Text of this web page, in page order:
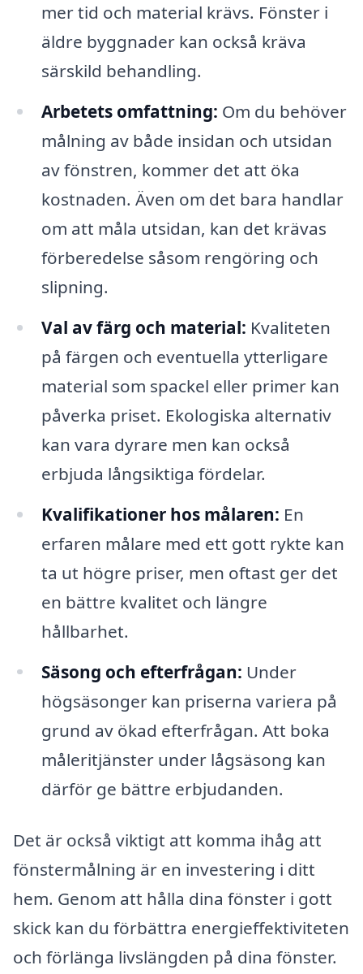
mer tid och material krävs. Fönster i
äldre byggnader kan också kräva
särskild behandling.
Arbetets omfattning: Om du behöver
målning av både insidan och utsidan
av fönstren, kommer det att öka
kostnaden. Även om det bara handlar
om att måla utsidan, kan det krävas
förberedelse såsom rengöring och
slipning.
Val av färg och material: Kvaliteten
på färgen och eventuella ytterligare
material som spackel eller primer kan
påverka priset. Ekologiska alternativ
kan vara dyrare men kan också
erbjuda långsiktiga fördelar.
Kvalifikationer hos målaren: En
erfaren målare med ett gott rykte kan
ta ut högre priser, men oftast ger det
en bättre kvalitet och längre
hållbarhet.
Säsong och efterfrågan: Under
högsäsonger kan priserna variera på
grund av ökad efterfrågan. Att boka
måleritjänster under lågsäsong kan
därför ge bättre erbjudanden.
Det är också viktigt att komma ihåg att
fönstermålning är en investering i ditt
hem. Genom att hålla dina fönster i gott
skick kan du förbättra energieffektiviteten
och förlänga livslängden på dina fönster.